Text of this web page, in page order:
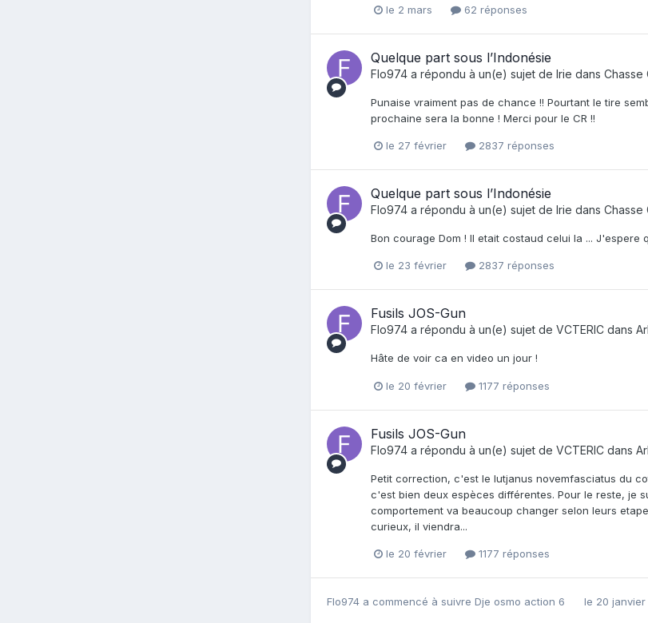
le 2 mars 62 réponses
Quelque part sous l’Indonésie
Flo974 a répondu à un(e) sujet de Irie dans Chasse
Punaise vraiment pas de chance !! Pourtant le tire
prochaine sera la bonne ! Merci pour le CR !!
le 27 février 2837 réponses
Quelque part sous l’Indonésie
Flo974 a répondu à un(e) sujet de Irie dans Chasse
Bon courage Dom ! Il etait costaud celui la ...
le 23 février 2837 réponses
Fusils JOS-Gun
Flo974 a répondu à un(e) sujet de VCTERIC dans
Hâte de voir ca en video un jour !
le 20 février 1177 réponses
Fusils JOS-Gun
Flo974 a répondu à un(e) sujet de VCTERIC dans
Petit correction, c'est le lutjanus novemfasciatus du
c'est bien deux espèces différentes. Pour le reste, je
comportement va beaucoup changer selon leurs
curieux, il viendra...
le 20 février 1177 réponses
Flo974 a commencé à suivre Dje osmo action 6 le 20 janvier